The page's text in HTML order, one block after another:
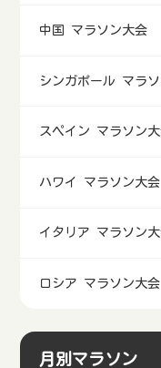
中国 マラソン大会
シンガポール マラ
スペイン マラソン
ハワイ マラソン大会
イタリア マラソン
ロシア マラソン大会
月別マラソン